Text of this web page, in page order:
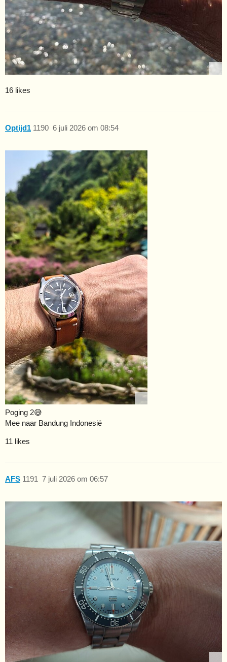
16 likes
Optijd1 6 juli 2026 om 08:54
1190
Poging 2😅
Mee naar Bandung Indonesië
11 likes
AFS 7 juli 2026 om 06:57
1191